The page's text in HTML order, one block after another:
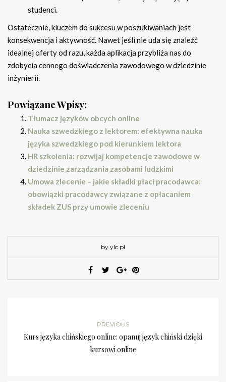
studenci.
Ostatecznie, kluczem do sukcesu w poszukiwaniach jest
konsekwencja i aktywność. Nawet jeśli nie uda się znaleźć
idealnej oferty od razu, każda aplikacja przybliża nas do
zdobycia cennego doświadczenia zawodowego w dziedzinie
inżynierii.
Powiązane Wpisy:
Tłumacz języków obcych online
Nauka szwedzkiego z lektorem: efektywna nauka
języka szwedzkiego pod kierunkiem lektora
HR szkolenia: rozwijaj kompetencje zawodowe w
dziedzinie zarządzania zasobami ludzkimi
Umowa zlecenie – jakie składki płaci pracodawca:
obowiązki pracodawcy związane z opłacaniem
składek ZUS przy umowie zleceniu
by ylc.pl
PREVIOUS
Kurs języka chińskiego online: opanuj język chiński dzięki
kursowi online